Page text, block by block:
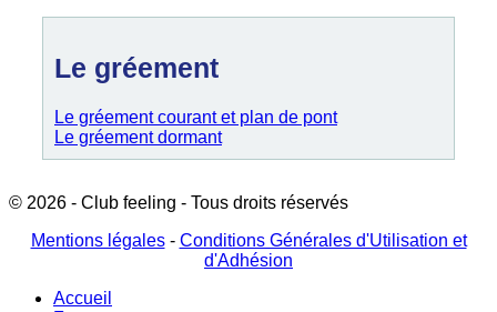
Le gréement
Le gréement courant et plan de pont
Le gréement dormant
© 2026 - Club feeling - Tous droits réservés
Mentions légales- Conditions Générales d'Utilisation et
d'Adhésion
Accueil